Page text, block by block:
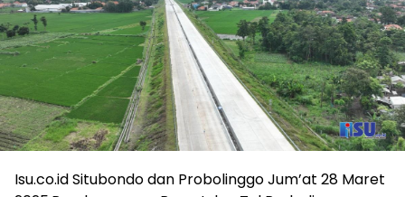
Isu.co.id Situbondo dan Probolinggo Jum’at 28 Maret